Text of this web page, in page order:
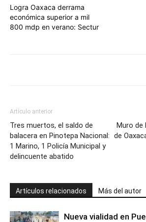
Logra Oaxaca derrama
económica superior a mil
800 mdp en verano: Sectur
Artículo anterior
Tres muertos, el saldo de
balacera en Pinotepa Nacional:
1 Marino, 1 Policía Municipal y
delincuente abatido
Muro de
de
Artículos relacionados Más del autor
Nueva vialidad en